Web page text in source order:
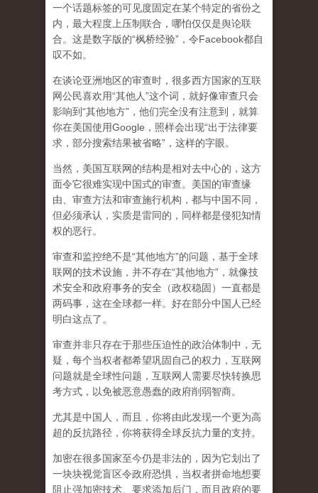
一个话题标签的可见度固定在某个特定的省份之
内，最大程度上压制联合 ，哪怕仅仅是舆论联
合。这是数字版的“枫桥经验”，令Facebook都自
叹不如。
在谈论亚洲地区的审查时，很多西方国家的互联
网公民喜欢用“其他人”这个词，就好像审查只会
影响到“其他地方”，他们完全没有注意到， 就算
你在美国使用Google，照样会出现“出于法律要
求，部分搜索结果被省略”，这样的字眼。
当然，美国互联网的结构是相对去中心的，这方
面令它很难实现中国式的审查。美国的审查缘
由、审查方法和审查施行机构，都与中国不同，
但必须承认， 实质是雷同的，同样都是侵犯知情
权的恶行。
审查和监控绝不是“其他地方”的问题，基于全球
联网的技术设施，并不存在“其他地方”，就像技
术安全和政府事务的安全（政权稳固）一直都是
两码事，这在全球都一样。好在部分中国人已经
明白这点了。
审查并非只存在于那些压迫性的政治体制中，无
疑，每个当权者都希望巩固自己的权力，互联网
问题就是全球性问题，互联网人需要尽快转换思
考方式，以免被恶意愚蠢的政府削弱智商。
尤其是中国人，而且，你将由此发现一个更为高
超的反抗路径，你将获得全球反抗力量的支持。
加密在很多国家至今仍是非法的，因为它划出了
一块块视觉盲区令政府恐惧，当权者拼命地想要
阻止强加密技术、要求添加后门，而且政府的要